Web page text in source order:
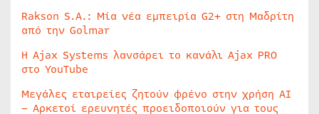
Rakson S.A.: Μία νέα εμπειρία G2+ στη Μαδρίτη
από την Golmar
Η Ajax Systems λανσάρει το κανάλι Ajax PRO
στο YouTube
Μεγάλες εταιρείες ζητούν φρένο στην χρήση AI
– Αρκετοί ερευνητές προειδοποιούν για τους